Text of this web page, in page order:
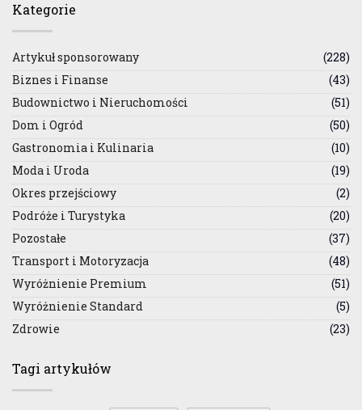
Kategorie
Artykuł sponsorowany
(228)
Biznes i Finanse
(43)
Budownictwo i Nieruchomości
(51)
Dom i Ogród
(50)
Gastronomia i Kulinaria
(10)
Moda i Uroda
(19)
Okres przejściowy
(2)
Podróże i Turystyka
(20)
Pozostałe
(37)
Transport i Motoryzacja
(48)
Wyróżnienie Premium
(51)
Wyróżnienie Standard
(5)
Zdrowie
(23)
Tagi artykułów